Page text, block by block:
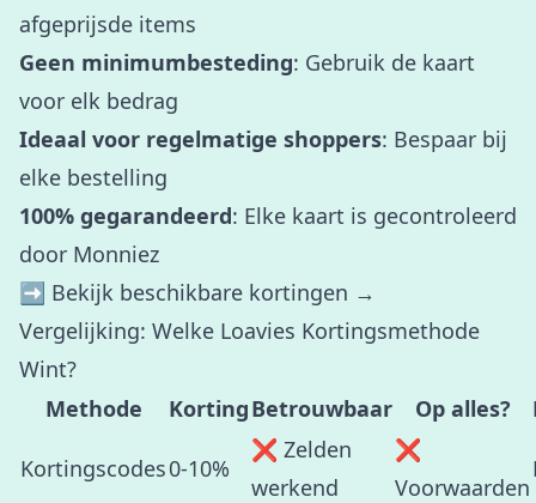
afgeprijsde items
Geen minimumbesteding: Gebruik de kaart
voor elk bedrag
Ideaal voor regelmatige shoppers: Bespaar bij
elke bestelling
100% gegarandeerd: Elke kaart is gecontroleerd
door Monniez
➡️ Bekijk beschikbare kortingen →
Vergelijking: Welke Loavies Kortingsmethode
Wint?
Methode
KortingBetrouwbaar Op alles?
Kortingscodes0-10%
❌ Zelden
werkend
❌
Voorwaarden